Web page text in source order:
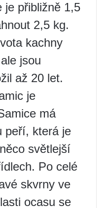
je přibližně 1,5
2,5 kg.
kachny
jsou
až 20 let.
je
má
peří, která je
světlejší
Po celé
skvrny ve
ocasu se